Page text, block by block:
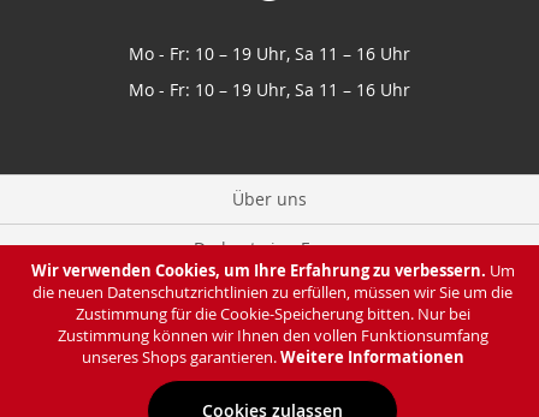
Wir verwenden Cookies, um Ihre Erfahrung zu verbessern. Um
die neuen Datenschutzrichtlinien zu erfüllen, müssen wir Sie um die
Zustimmung für die Cookie-Speicherung bitten. Nur bei
Zustimmung können wir Ihnen den vollen Funktionsumfang
unseres Shops garantieren.Weitere Informationen
Cookies zulassen
Mo - Fr: 10 – 19 Uhr, Sa 11 – 16 Uhr
Mo - Fr: 10 – 19 Uhr, Sa 11 – 16 Uhr
Über uns
Du hast eine Frage
Zahlung & Lieferung
Datenschutz